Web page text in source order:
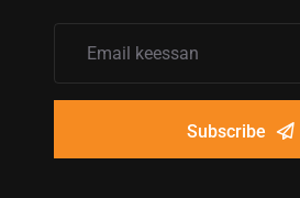
Subscribe